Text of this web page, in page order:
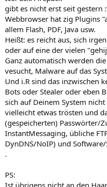
gibt es nicht erst seit gestern
Webbrowser hat zig Plugins
allem Flash, PDF, Java usw.
Heißt: es reicht aus, sich
oder auf eine der vielen
Ganz automatisch werden
vesucht, Malware auf das
Und i.R sind das inzwischen
Bots oder Stealer oder eben
sich auf Deinem System
vielleicht etwas trösten und
(gespeicherten) Passwörter/
InstantMessaging, übliche
DynDNS/NoIP) und
.
PS:
Ist übrigens nicht an den